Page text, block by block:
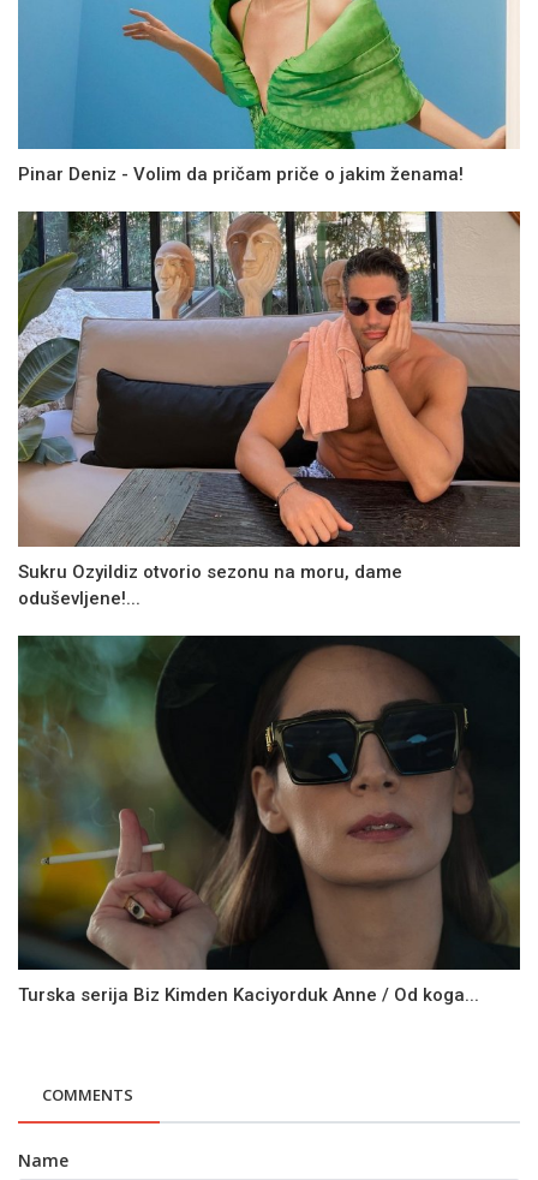
Pinar Deniz - Volim da pričam priče o jakim ženama!
Sukru Ozyildiz otvorio sezonu na moru, dame
oduševljene!...
Turska serija Biz Kimden Kaciyorduk Anne / Od koga...
COMMENTS
Name